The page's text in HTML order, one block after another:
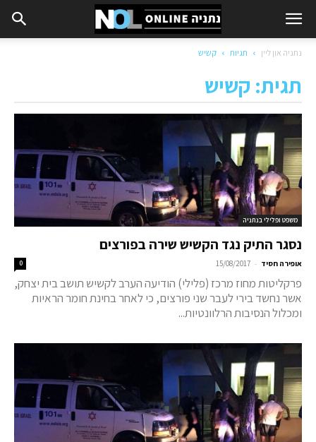
נתניה און ליין תגיות קשיש
תגית: קשיש
משפט ופלילי בנתניה
נסגר התיק נגד הקשיש שירה בפורצים
אופירה חסיד -
15/08/2017
0
פרקליטות מחוז מרכז (פלילי) הודיעה הערב לקשיש תושב בית יצחק,
אשר נחשד בירי לעבר שני פורצים, כי לאחר בחינת חומר הראיות
ומכלול הנסיבות הרלוונטיות...